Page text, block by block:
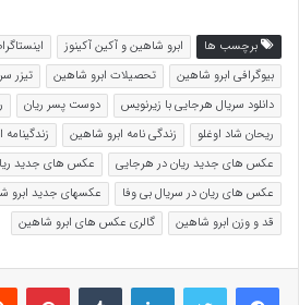
برچسب ها ابرو شاهین و آکین آکینوز
بیوگرافی ابرو شاهین
تحصیلات ابرو شاهین
تیزر
دانلود سریال هرجایی با زیرنویس
دوست پسر ریان
ریحان شاد اوغلو
زندگی نامه ابرو شاهین
عکس های جدید ریان در هرجایی
عکس های جدید
عکس های ریان در سریال بی وفا
عکسهای جدید ابرو
قد و وزن ابرو شاهین
گالری عکس های ابرو شاهین
لینکداینتامبلر